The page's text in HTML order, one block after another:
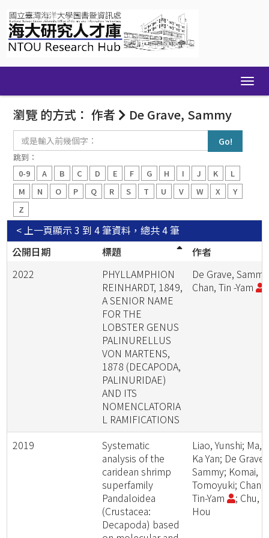
navigation
瀏覽 的方式： 作者 De Grave, Sammy
入
前
幾
個
跳到：
0-9
A B C D E F G H I J K
L
M
N O P Q R S T U V W X
Y
Z
顯示 3 到 4 筆資料，總共 4 筆
< 上一頁
公開日期
標題
作者
2022
PHYLLAMPHION
REINHARDT, 1849,
A SENIOR NAME
FOR THE
LOBSTER GENUS
PALINURELLUS
VON MARTENS,
1878 (DECAPODA,
PALINURIDAE)
AND ITS
NOMENCLATORIA
L RAMIFICATIONS
De Grave,
Chan, Tin -Yam
2019
Systematic
analysis of the
caridean shrimp
superfamily
Pandaloidea
(Crustacea:
Decapoda) based
Liao, Yunshi; Ma,
Ka Yan; De Grave,
Sammy; Komai,
Tomoyuki; Chan,
Tin-Yam
; Chu,
Hou